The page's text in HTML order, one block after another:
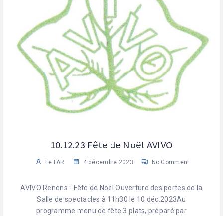
10.12.23 Fête de Noël AVIVO
Le FAR 4 décembre 2023 No Comment
AVIVO Renens - Fête de Noël Ouverture des portes de la
Salle de spectacles à 11h30 le 10 déc.2023Au
programme:menu de fête 3 plats, préparé par